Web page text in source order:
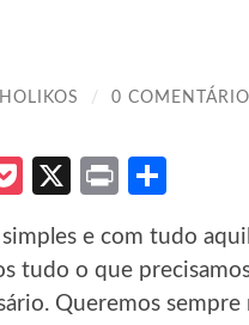
/ 0
Pocket
X Print
e com tudo
tudo o que
Queremos sempre